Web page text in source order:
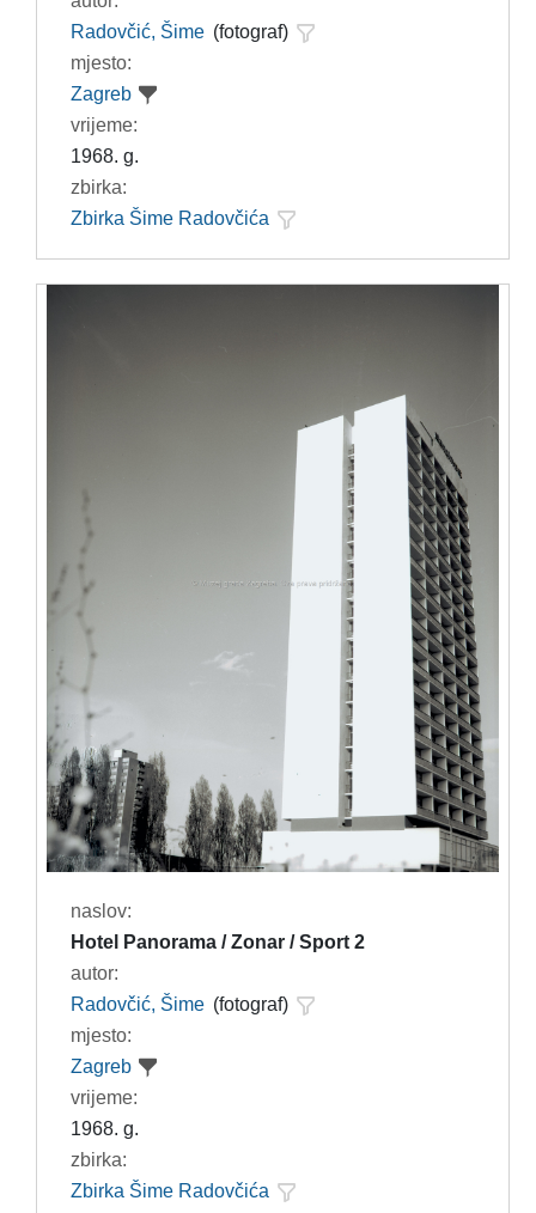
Radovčić, Šime (fotograf)
mjesto:
Zagreb
vrijeme:
1968. g.
zbirka:
Zbirka Šime Radovčića
naslov:
Hotel Panorama / Zonar / Sport 2
autor:
Radovčić, Šime (fotograf)
mjesto:
Zagreb
vrijeme:
1968. g.
zbirka:
Zbirka Šime Radovčića